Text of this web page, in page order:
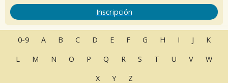
Inscripción
0-9 A B C D E F G H I J
K
L
M N O P Q R S T U V
W
X
Y Z